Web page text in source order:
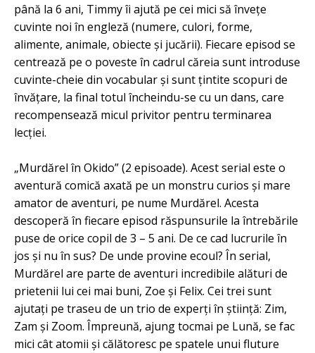
până la 6 ani, Timmy îi ajută pe cei mici să învețe
cuvinte noi în engleză (numere, culori, forme,
alimente, animale, obiecte și jucării). Fiecare episod se
centrează pe o poveste în cadrul căreia sunt introduse
cuvinte-cheie din vocabular și sunt țintite scopuri de
învățare, la final totul încheindu-se cu un dans, care
recompensează micul privitor pentru terminarea
lecției.
„Murdărel în Okido” (2 episoade). Acest serial este o
aventură comică axată pe un monstru curios și mare
amator de aventuri, pe nume Murdărel. Acesta
descoperă în fiecare episod răspunsurile la întrebările
puse de orice copil de 3 – 5 ani. De ce cad lucrurile în
jos și nu în sus? De unde provine ecoul? În serial,
Murdărel are parte de aventuri incredibile alături de
prietenii lui cei mai buni, Zoe și Felix. Cei trei sunt
ajutați pe traseu de un trio de experți în știință: Zim,
Zam și Zoom. Împreună, ajung tocmai pe Lună, se fac
mici cât atomii și călătoresc pe spatele unui fluture